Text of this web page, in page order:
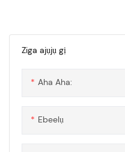
Ziga ajụjụ gị
Aha Aha:
Ebeelụ
nrụnye plọg pụrụ iche ma
mejupụtara mgbidi asaa. Nhazi
a na-enye ike, ịdịte aka, na ihe